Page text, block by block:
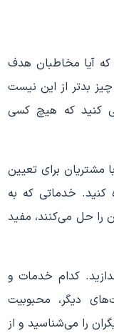
که آیا مخاطبان هدف
بدتر از این نیست
کنید که هیچ کسی
مشتریان برای تعیین
کنید. خدماتی که به
را حل می‌کنند، مفید
کدام خدمات و
دیگر، محبوبیت
را می‌شناسید و از